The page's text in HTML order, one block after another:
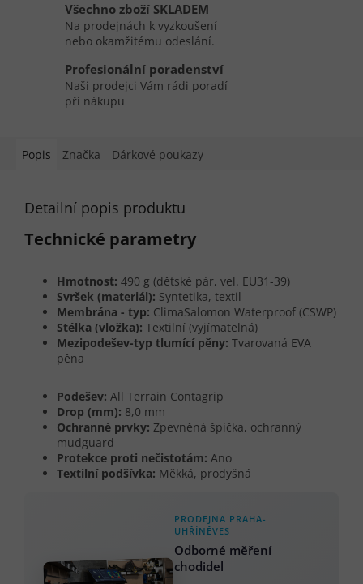
Všechno zboží SKLADEM
Na prodejnách k vyzkoušení
nebo okamžitému odeslání.
Profesionální poradenství
Naši prodejci Vám rádi poradí
při nákupu
Popis Značka Dárkové poukazy
Detailní popis produktu
Technické parametry
Hmotnost: 490 g (dětské pár, vel. EU31-39)
Svršek (materiál): Syntetika, textil
Membrána - typ: ClimaSalomon Waterproof (CSWP)
Stélka (vložka): Textilní (vyjímatelná)
Mezipodešev-typ tlumící pěny: Tvarovaná EVA
pěna
Podešev: All Terrain Contagrip
Drop (mm): 8,0 mm
Ochranné prvky: Zpevněná špička, ochranný
mudguard
Protekce proti nečistotám: Ano
Textilní podšívka: Měkká, prodyšná
PRODEJNA PRAHA-
UHŘÍNĚVES
Odborné měření
chodidel